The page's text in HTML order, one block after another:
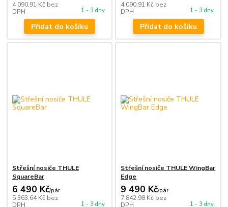
4 090,91 Kč bez
DPH
1 - 3 dny
Přidat do košíku
4 090,91 Kč bez
DPH
1 - 3 dny
Přidat do košíku
Střešní nosiče THULE
SquareBar
6 490 Kč/pár
5 363,64 Kč bez
DPH
1 - 3 dny
Střešní nosiče THULE WingBar
Edge
9 490 Kč/pár
7 842,98 Kč bez
DPH
1 - 3 dny